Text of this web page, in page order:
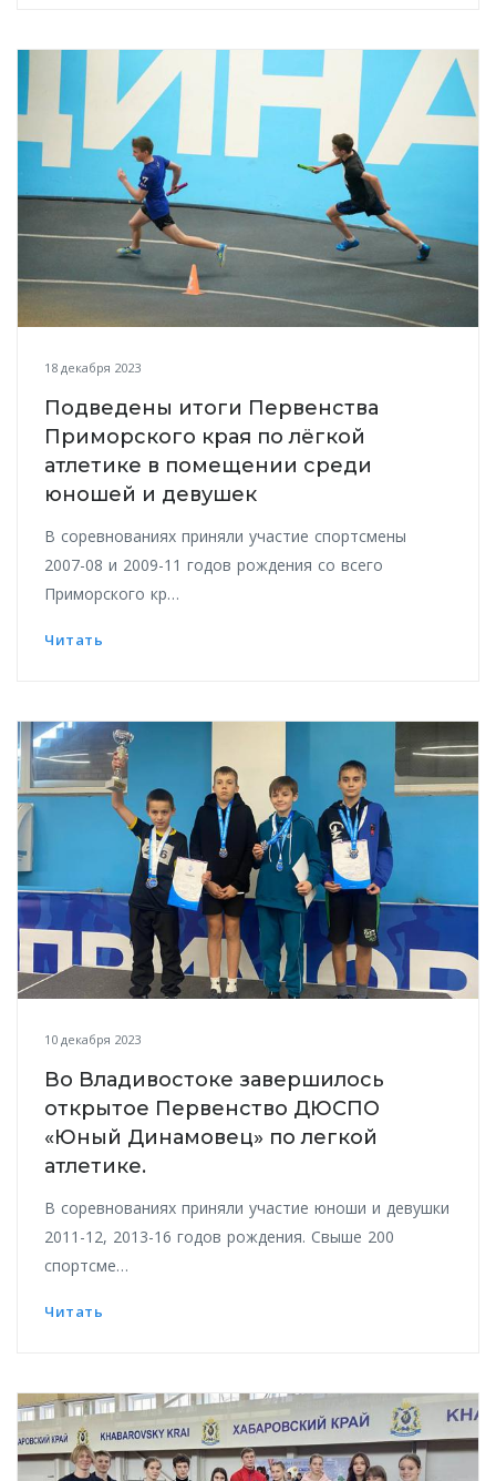
18 декабря 2023
Подведены итоги Первенства
Приморского края по лёгкой
атлетике в помещении среди
юношей и девушек
В соревнованиях приняли участие спортсмены
2007-08 и 2009-11 годов рождения со всего
Приморского кр…
Читать
10 декабря 2023
Во Владивостоке завершилось
открытое Первенство ДЮСПО
«Юный Динамовец» по легкой
атлетике.
В соревнованиях приняли участие юноши и девушки
2011-12, 2013-16 годов рождения. Свыше 200
спортсме…
Читать